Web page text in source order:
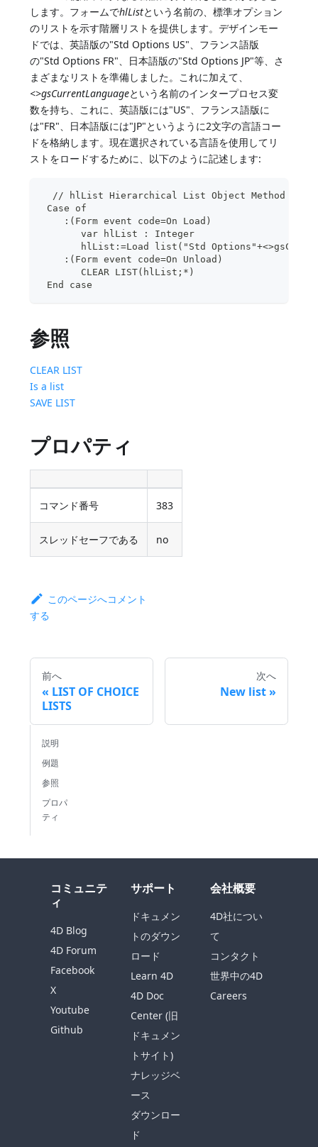
します。フォームでhlListという名前の、標準オプション
のリストを示す階層リストを提供します。デザインモー
ドでは、英語版の"Std Options US"、フランス語版
の"Std Options FR"、日本語版の"Std Options JP"等、さ
まざまなリストを準備しました。これに加えて、
<>gsCurrentLanguageという名前のインタープロセス変
数を持ち、これに、英語版には"US"、フランス語版に
は"FR"、日本語版には"JP"というように2文字の言語コー
ドを格納します。現在選択されている言語を使用してリ
ストをロードするために、以下のように記述します:
// hlList Hierarchical List Object Method
Case of
:(Form event code=On Load)
var hlList : Integer
hlList:=Load list("Std
:(Form event code=On Unload)
CLEAR LIST(hlList;*)
End case
参照
CLEAR LIST
Is a list
SAVE LIST
プロパティ
コマンド番号 383
スレッドセーフである no
このページへコメント
する
前へ
LIST OF CHOICE
LISTS
次へ
New list
説明
例題
参照
プロパ
ティ
コミュニテ
ィ
4D Blog
4D Forum
Facebook
X
Youtube
Github
サポート
ドキュメン
トのダウン
ロード
Learn 4D
4D Doc
Center (旧
ドキュメン
トサイト)
ナレッジベ
ース
ダウンロー
ド
会社概要
4D社につい
て
コンタクト
世界中の4D
Careers